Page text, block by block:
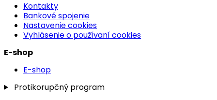
Kontakty
Bankové spojenie
Nastavenie cookies
Vyhlásenie o používaní cookies
E-shop
E-shop
Protikorupčný program